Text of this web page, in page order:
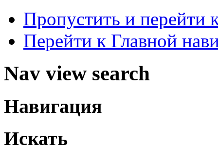
Пропустить и перейти
Перейти к Главной
Nav view search
Навигация
Искать